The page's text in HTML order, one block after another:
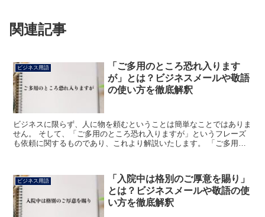
関連記事
ビジネス用語
「ご多用のところ恐れ入ります
が」とは？ビジネスメールや敬語
の使い方を徹底解釈
ビジネスに限らず、人に物を頼むということは簡単なことではありま
せん。 そして、「ご多用のところ恐れ入りますが」というフレーズ
も依頼に関するものであり、これより解説いたします。 「ご多用の
ビジネス用語
「入院中は格別のご厚意を賜り」
とは？ビジネスメールや敬語の使
い方を徹底解釈